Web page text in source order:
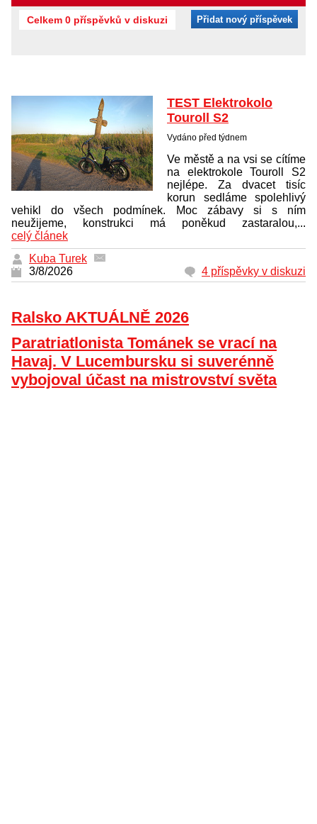
Celkem 0 příspěvků v diskuzi Přidat nový příspěvek
TEST Elektrokolo
Touroll S2
Vydáno před týdnem
Ve městě a na vsi se cítíme
na elektrokole Touroll S2
nejlépe. Za dvacet tisíc
korun sedláme spolehlivý
vehikl do všech podmínek. Moc zábavy si s ním
neužijeme, konstrukci má poněkud zastaralou,...
celý článek
Kuba Turek
3/8/2026
4 příspěvky v diskuzi
Ralsko AKTUÁLNĚ 2026
Paratriatlonista Tománek se vrací na
Havaj. V Lucembursku si suverénně
vybojoval účast na mistrovství světa